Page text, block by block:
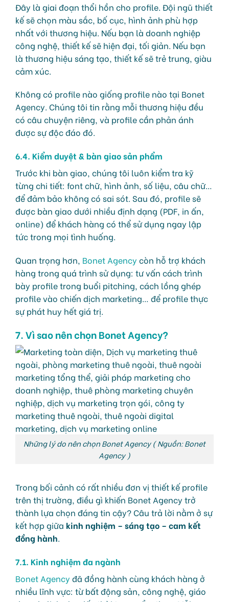
Đây là giai đoạn thổi hồn cho profile. Đội ngũ thiết
kế sẽ chọn màu sắc, bố cục, hình ảnh phù hợp
nhất với thương hiệu. Nếu bạn là doanh nghiệp
công nghệ, thiết kế sẽ hiện đại, tối giản. Nếu bạn
là thương hiệu sáng tạo, thiết kế sẽ trẻ trung, giàu
cảm xúc.
Không có profile nào giống profile nào tại Bonet
Agency. Chúng tôi tin rằng mỗi thương hiệu đều
có câu chuyện riêng, và profile cần phản ánh
được sự độc đáo đó.
6.4. Kiểm duyệt & bàn giao sản phẩm
Trước khi bàn giao, chúng tôi luôn kiểm tra kỹ
từng chi tiết: font chữ, hình ảnh, số liệu, câu chữ…
để đảm bảo không có sai sót. Sau đó, profile sẽ
được bàn giao dưới nhiều định dạng (PDF, in ấn,
online) để khách hàng có thể sử dụng ngay lập
tức trong mọi tình huống.
Quan trọng hơn, Bonet Agency còn hỗ trợ khách
hàng trong quá trình sử dụng: tư vấn cách trình
bày profile trong buổi pitching, cách lồng ghép
profile vào chiến dịch marketing… để profile thực
sự phát huy hết giá trị.
7. Vì sao nên chọn Bonet Agency?
Những lý do nên chọn Bonet Agency ( Nguồn: Bonet
Agency )
Trong bối cảnh có rất nhiều đơn vị thiết kế profile
trên thị trường, điều gì khiến Bonet Agency trở
thành lựa chọn đáng tin cậy? Câu trả lời nằm ở sự
kết hợp giữa kinh nghiệm – sáng tạo – cam kết
đồng hành.
7.1. Kinh nghiệm đa ngành
Bonet Agency đã đồng hành cùng khách hàng ở
nhiều lĩnh vực: từ bất động sản, công nghệ, giáo